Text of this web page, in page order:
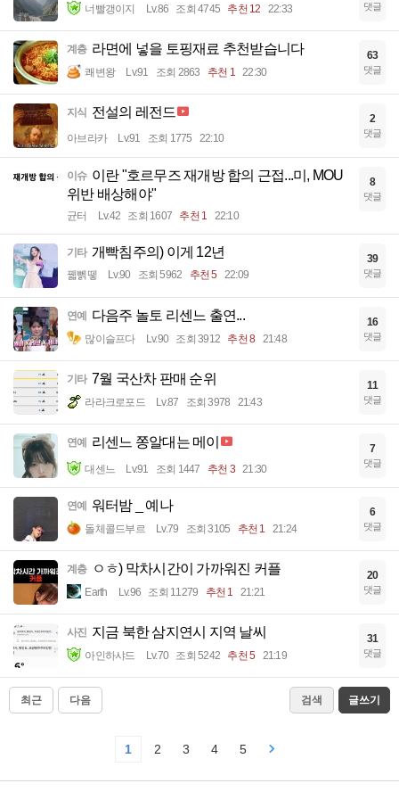
너빨갱이지 Lv.86 조회 4745 추천 12 22:33 댓글
계층 라면에 넣을 토핑재료 추천받습니다
쾌변왕 Lv.91 조회 2863 추천 1 22:30
63
댓글
지식 전설의 레전드
아브라카 Lv.91 조회 1775 22:10
2
댓글
이슈 이란 "호르무즈 재개방 합의 근접...미, MOU
위반 배상해야"
균터 Lv.42 조회 1607 추천 1 22:10
8
댓글
기타 개빡침주의) 이게 12년
꿻뻵뗗 Lv.90 조회 5962 추천 5 22:09
39
댓글
연예 다음주 놀토 리센느 출연...
많이슬프다 Lv.90 조회 3912 추천 8 21:48
16
댓글
기타 7월 국산차 판매 순위
라라크로포드 Lv.87 조회 3978 21:43
11
댓글
연예 리센느 쫑알대는 메이
대센느 Lv.91 조회 1447 추천 3 21:30
7
댓글
연예 워터밤 _ 예나
돌체콜드부르 Lv.79 조회 3105 추천 1 21:24
6
댓글
계층 ㅇㅎ) 막차시간이 가까워진 커플
Earth Lv.96 조회 11279 추천 1 21:21
20
댓글
사진 지금 북한 삼지연시 지역 날씨
아인하샤드 Lv.70 조회 5242 추천 5 21:19
31
댓글
최근 다음 검색 글쓰기
1 2 3 4 5